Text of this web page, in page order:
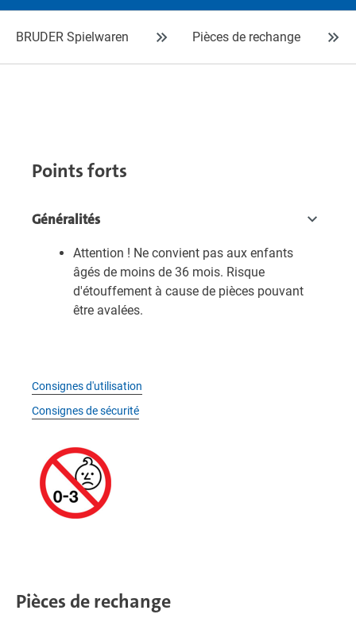
BRUDER Spielwaren Pièces de rechange
Points forts
Généralités
Attention ! Ne convient pas aux enfants
âgés de moins de 36 mois. Risque
d'étouffement à cause de pièces pouvant
être avalées.
Consignes d'utilisation
Consignes de sécurité
Pièces de rechange